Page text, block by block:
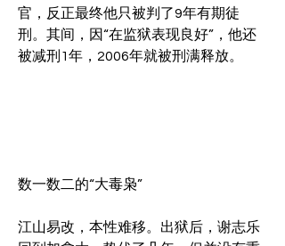
官，反正最终他只被判了9年有期徒
刑。其间，因“在监狱表现良好”，他还
被减刑1年，2006年就被刑满释放。
数一数二的“大毒枭”
江山易改，本性难移。出狱后，谢志乐